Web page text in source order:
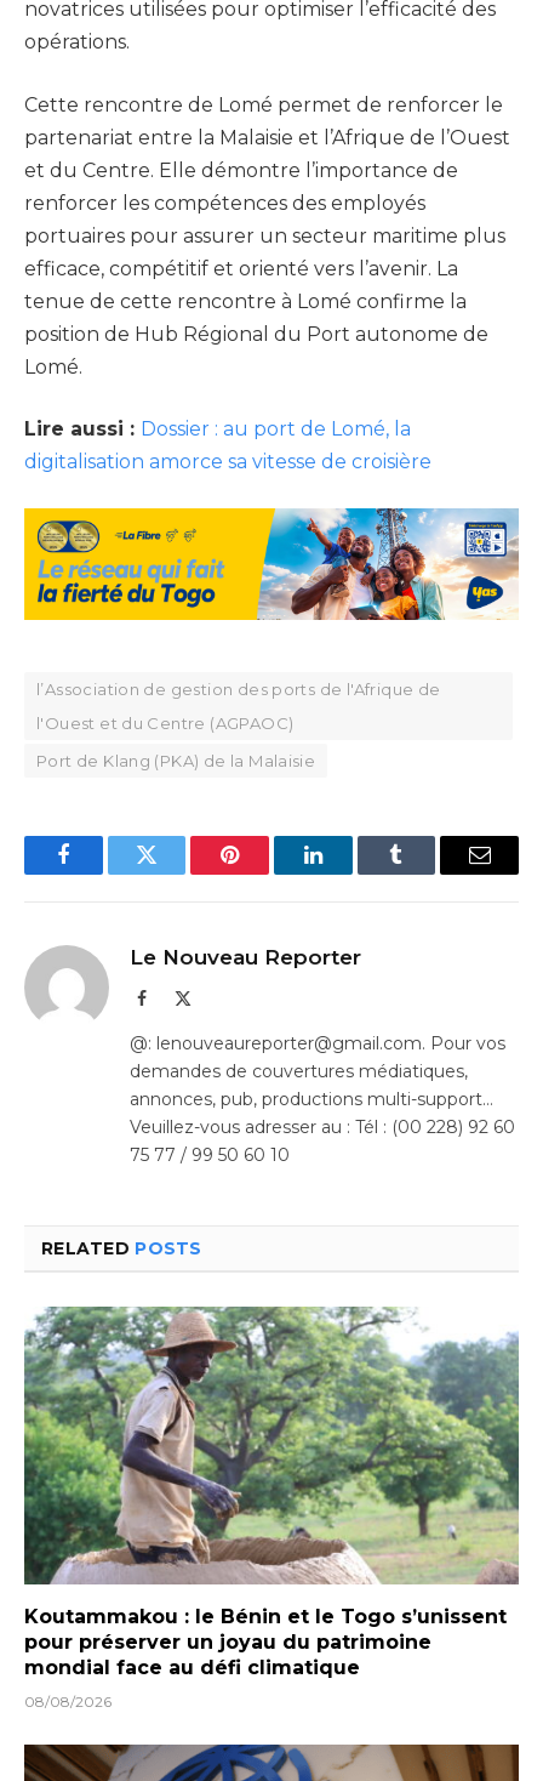
novatrices utilisées pour optimiser l’efficacité des
opérations.
Cette rencontre de Lomé permet de renforcer le
partenariat entre la Malaisie et l’Afrique de l’Ouest
et du Centre. Elle démontre l’importance de
renforcer les compétences des employés
portuaires pour assurer un secteur maritime plus
efficace, compétitif et orienté vers l’avenir. La
tenue de cette rencontre à Lomé confirme la
position de Hub Régional du Port autonome de
Lomé.
Lire aussi : Dossier : au port de Lomé, la
digitalisation amorce sa vitesse de croisière
l’Association de gestion des ports de l'Afrique de
l'Ouest et du Centre (AGPAOC)
Port de Klang (PKA) de la Malaisie
FacebookTwitter Pinterest LinkedInTumblr Email
Le Nouveau Reporter
Facebook
@: lenouveaureporter@gmail.com. Pour vos
demandes de couvertures médiatiques,
annonces, pub, productions multi-support…
Veuillez-vous adresser au : Tél : (00 228) 92 60
75 77 / 99 50 60 10
RELATED POSTS
Koutammakou : le Bénin et le Togo s’unissent
pour préserver un joyau du patrimoine
mondial face au défi climatique
08/08/2026